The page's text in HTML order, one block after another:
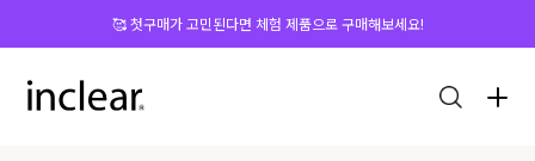
🥰 첫구매가 고민된다면 체험 제품으로 구매해보세요!